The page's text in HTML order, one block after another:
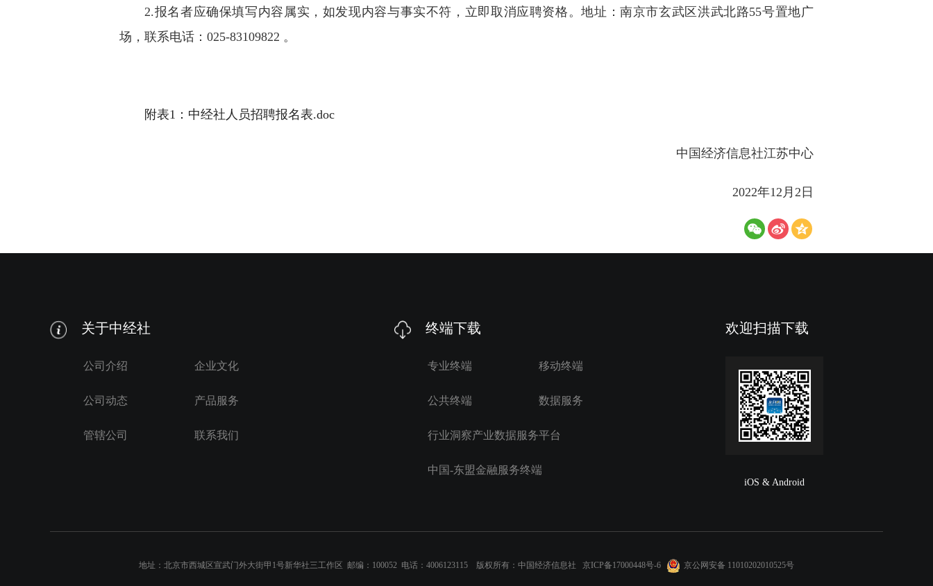
2.报名者应确保填写内容属实，如发现内容与事实不符，立即取消应聘资格。地址：南京市玄武区洪武北路55号置地广
场，联系电话：025-83109822 。
附表1：中经社人员招聘报名表.doc
中国经济信息社江苏中心
2022年12月2日
关于中经社
公司介绍 企业文化
公司动态 产品服务
管辖公司 联系我们
终端下载
专业终端 移动终端
公共终端 数据服务
行业洞察产业数据服务平台
中国-东盟金融服务终端
欢迎扫描下载
iOS & Android
地址：北京市西城区宣武门外大街甲1号新华社三工作区 邮编：100052 电话：4006123115 版权所有：中国经济信息社 京ICP备17000448号-6 京公网安备 11010202010525号